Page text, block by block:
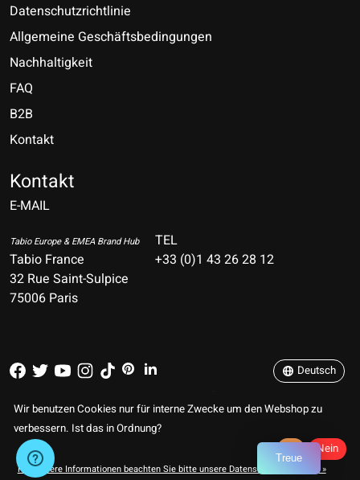
Datenschutzrichtlinie
Allgemeine Geschäftsbedingungen
Nachhaltigkeit
FAQ
B2B
Kontakt
Kontakt
E-MAIL
Tabio Europe & EMEA Brand Hub
Tabio France
32 Rue Saint-Sulpice
75006 Paris
TEL
+33 (0)1 43 26 28 12
Deutsch
Español
Wir benutzen Cookies nur für interne Zwecke um den Webshop zu
verbessern. Ist das in Ordnung?
Nein
Für weitere Informationen beachten Sie bitte unsere Datenschutzerklärung. »
Treue